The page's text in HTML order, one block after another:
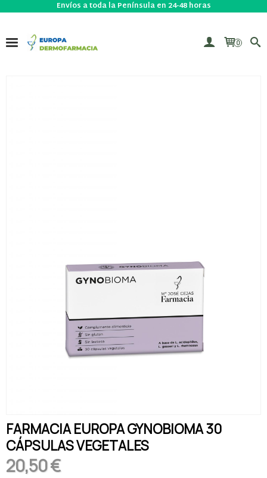
Envíos a toda la Península en 24-48 horas
0
FARMACIA EUROPA GYNOBIOMA 30
CÁPSULAS VEGETALES
20,50 €